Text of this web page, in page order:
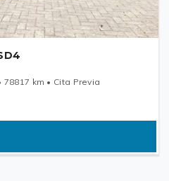
km • Cita Previa